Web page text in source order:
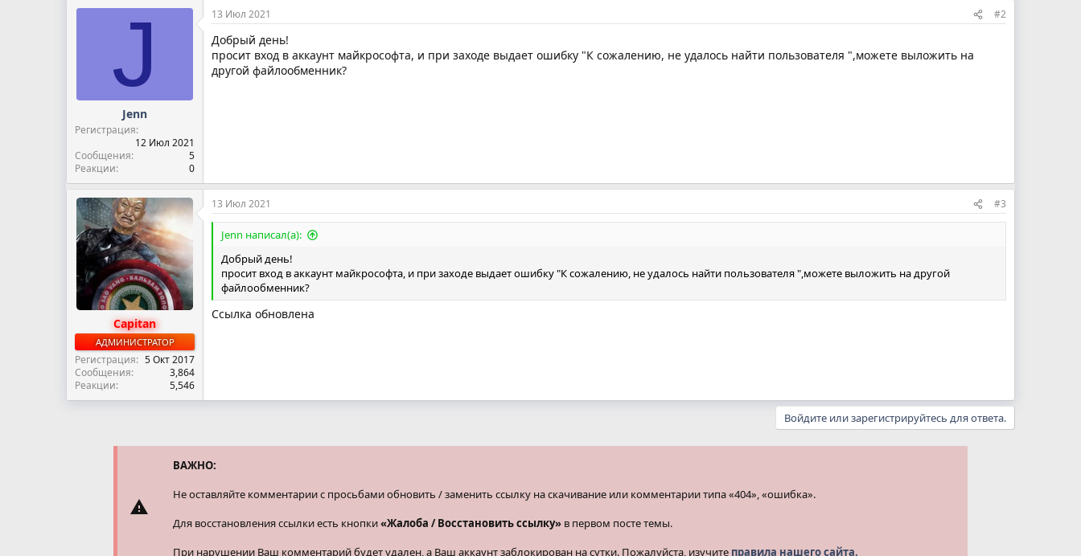
к
и
и
:
J
Jenn
Регистрация
12 Июл 2021
Сообщения
5
Реакции
0
13 Июл 2021 #2
Добрый день!
просит вход в аккаунт майкрософта, и при заходе выдает ошибку "К сожалению, не удалось найти пользователя ",можете выложить на
другой файлообменник?
Capitan
АДМИНИСТРАТОР
Регистрация
5 Окт 2017
Сообщения
3,864
Реакции
5,546
13 Июл 2021 #3
Jenn написал(а):
Добрый день!
просит вход в аккаунт майкрософта, и при заходе выдает ошибку "К сожалению, не удалось найти пользователя ",можете выложить на другой
файлообменник?
Ссылка обновлена
Войдите или зарегистрируйтесь для ответа.
ВАЖНО:
Не оставляйте комментарии с просьбами обновить / заменить ссылку на скачивание или комментарии типа «404», «ошибка».
Для восстановления ссылки есть кнопки«Жалоба / Восстановить ссылку» в первом посте темы.
При нарушении Ваш комментарий будет удален, а Ваш аккаунт заблокирован на сутки. Пожалуйста, изучите правила нашего сайта.